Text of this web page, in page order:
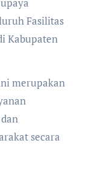
Fasilitas
Kabupaten
merupakan
secara